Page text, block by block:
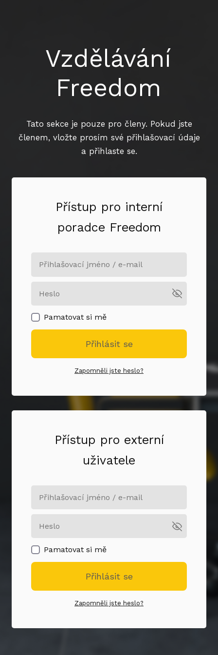
Vzdělávání
Freedom
Tato sekce je pouze pro členy. Pokud jste
členem, vložte prosím své přihlašovací údaje
a přihlaste se.
Přístup pro interní
poradce Freedom
Pamatovat si mě
Přihlásit se
Zapomněli jste heslo?
Přístup pro externí
uživatele
Pamatovat si mě
Přihlásit se
Zapomněli jste heslo?